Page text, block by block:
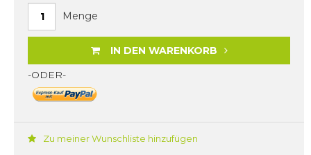
Menge
IN DEN WARENKORB
-ODER-
Zu meiner Wunschliste hinzufügen